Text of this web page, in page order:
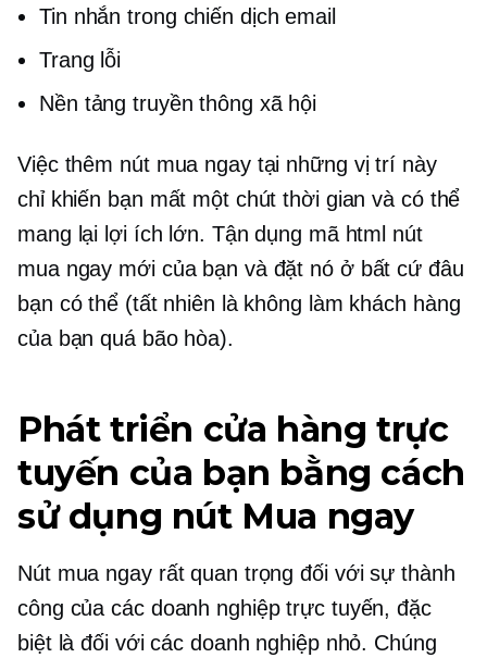
Tin nhắn trong chiến dịch email
Trang lỗi
Nền tảng truyền thông xã hội
Việc thêm nút mua ngay tại những vị trí này
chỉ khiến bạn mất một chút thời gian và có thể
mang lại lợi ích lớn. Tận dụng mã html nút
mua ngay mới của bạn và đặt nó ở bất cứ đâu
bạn có thể (tất nhiên là không làm khách hàng
của bạn quá bão hòa).
Phát triển cửa hàng trực
tuyến của bạn bằng cách
sử dụng nút Mua ngay
Nút mua ngay rất quan trọng đối với sự thành
công của các doanh nghiệp trực tuyến, đặc
biệt là đối với các doanh nghiệp nhỏ. Chúng